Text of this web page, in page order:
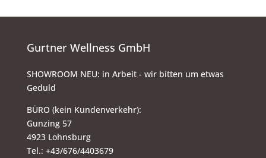
Gurtner Wellness GmbH
SHOWROOM NEU: in Arbeit - wir bitten um etwas
Geduld
BÜRO (kein Kundenverkehr):
Gunzing 57
4923 Lohnsburg
Tel.: +43/676/4403679